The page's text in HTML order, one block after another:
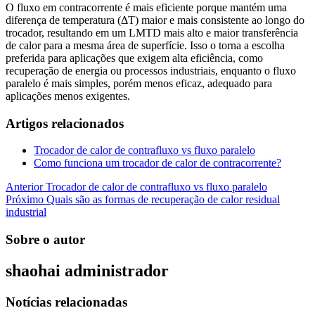
O fluxo em contracorrente é mais eficiente porque mantém uma
diferença de temperatura (ΔT) maior e mais consistente ao longo do
trocador, resultando em um LMTD mais alto e maior transferência
de calor para a mesma área de superfície. Isso o torna a escolha
preferida para aplicações que exigem alta eficiência, como
recuperação de energia ou processos industriais, enquanto o fluxo
paralelo é mais simples, porém menos eficaz, adequado para
aplicações menos exigentes.
Artigos relacionados
Trocador de calor de contrafluxo vs fluxo paralelo
Como funciona um trocador de calor de contracorrente?
Navegação
de
Anterior Trocador de calor de contrafluxo vs fluxo paralelo
Próximo Quais são as formas de recuperação de calor residual
industrial
Sobre o autor
shaohai administrador
Notícias relacionadas